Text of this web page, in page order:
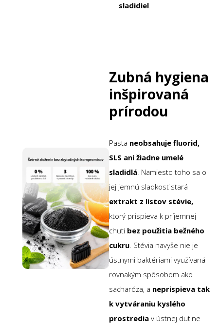
sladidiel.
Zubná hygiena
inšpirovaná
prírodou
Pasta neobsahuje fluorid,
SLS ani žiadne umelé
sladidlá. Namiesto toho sa o
jej jemnú sladkosť stará
extrakt z listov stévie,
ktorý prispieva k príjemnej
chuti bez použitia bežného
cukru. Stévia navyše nie je
ústnymi baktériami využívaná
rovnakým spôsobom ako
sacharóza, a neprispieva tak
k vytváraniu kyslého
prostredia v ústnej dutine